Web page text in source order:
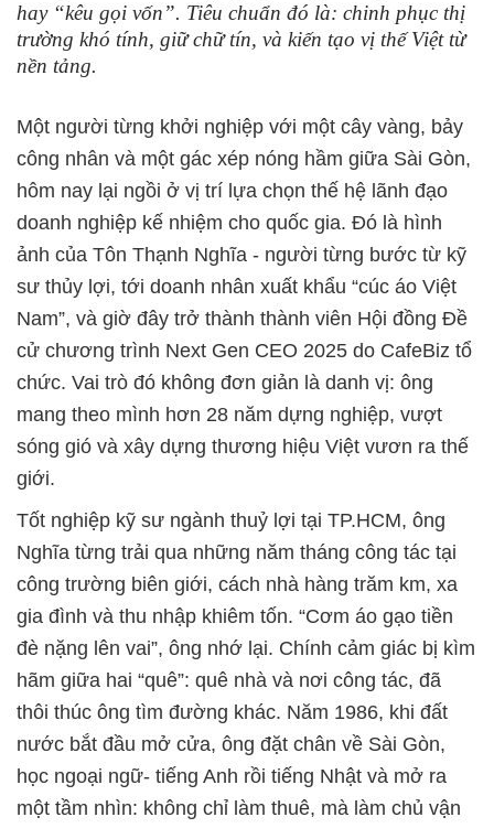
hay “kêu gọi vốn”. Tiêu chuẩn đó là: chinh phục thị
trường khó tính, giữ chữ tín, và kiến tạo vị thế Việt từ
nền tảng.
Một người từng khởi nghiệp với một cây vàng, bảy
công nhân và một gác xép nóng hầm giữa Sài Gòn,
hôm nay lại ngồi ở vị trí lựa chọn thế hệ lãnh đạo
doanh nghiệp kế nhiệm cho quốc gia. Đó là hình
ảnh của Tôn Thạnh Nghĩa - người từng bước từ kỹ
sư thủy lợi, tới doanh nhân xuất khẩu “cúc áo Việt
Nam”, và giờ đây trở thành thành viên Hội đồng Đề
cử chương trình Next Gen CEO 2025 do CafeBiz tổ
chức. Vai trò đó không đơn giản là danh vị: ông
mang theo mình hơn 28 năm dựng nghiệp, vượt
sóng gió và xây dựng thương hiệu Việt vươn ra thế
giới.
Tốt nghiệp kỹ sư ngành thuỷ lợi tại TP.HCM, ông
Nghĩa từng trải qua những năm tháng công tác tại
công trường biên giới, cách nhà hàng trăm km, xa
gia đình và thu nhập khiêm tốn. “Cơm áo gạo tiền
đè nặng lên vai”, ông nhớ lại. Chính cảm giác bị kìm
hãm giữa hai “quê”: quê nhà và nơi công tác, đã
thôi thúc ông tìm đường khác. Năm 1986, khi đất
nước bắt đầu mở cửa, ông đặt chân về Sài Gòn,
học ngoại ngữ- tiếng Anh rồi tiếng Nhật và mở ra
một tầm nhìn: không chỉ làm thuê, mà làm chủ vận